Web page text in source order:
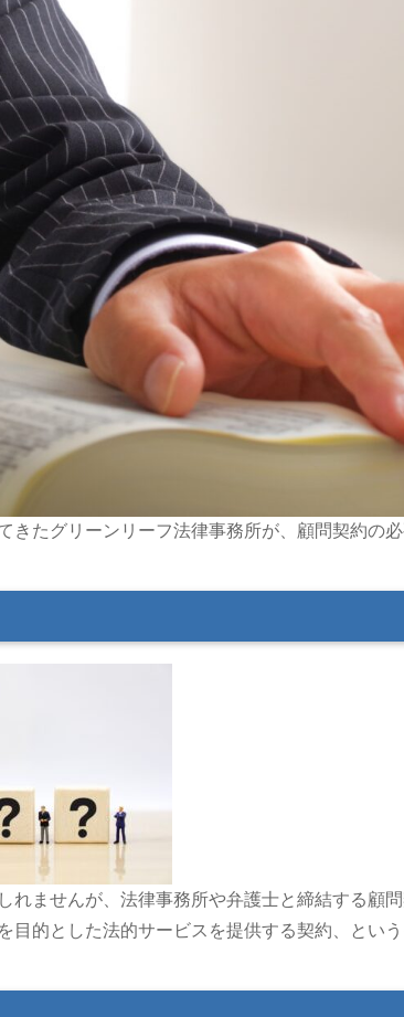
たグリーンリーフ法律事務所が、顧問契約の必
ませんが、法律事務所や弁護士と締結する顧
目的とした法的サービスを提供する契約、とい